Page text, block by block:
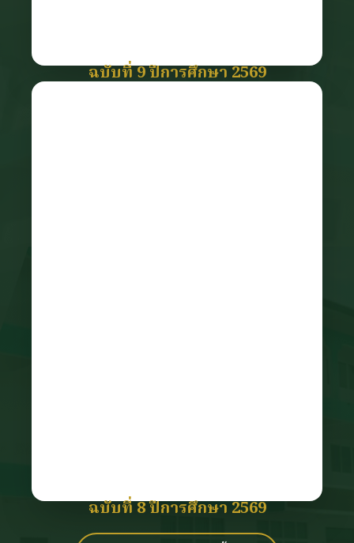
ฉบับที่ 9 ปีการศึกษา 2569
ฉบับที่ 8 ปีการศึกษา 2569